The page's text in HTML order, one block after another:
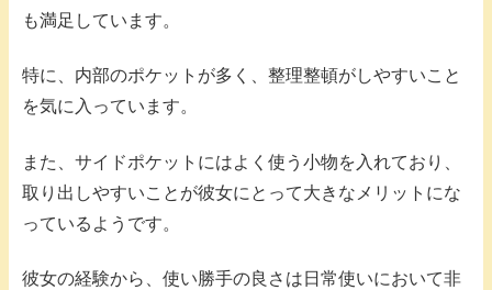
も満足しています。
特に、内部のポケットが多く、整理整頓がしやすいこと
を気に入っています。
また、サイドポケットにはよく使う小物を入れており、
取り出しやすいことが彼女にとって大きなメリットにな
っているようです。
彼女の経験から、使い勝手の良さは日常使いにおいて非